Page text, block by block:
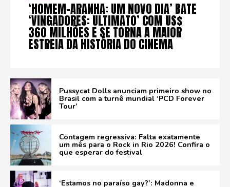
‘HOMEM-ARANHA: UM NOVO DIA’ BATE
‘VINGADORES: ULTIMATO’ COM US$
360 MILHÕES E SE TORNA A MAIOR
ESTREIA DA HISTÓRIA DO CINEMA
Pussycat Dolls anunciam primeiro show no
Brasil com a turnê mundial ‘PCD Forever
Tour’
Contagem regressiva: Falta exatamente
um mês para o Rock in Rio 2026! Confira o
que esperar do festival
‘Estamos no paraíso gay?’: Madonna e